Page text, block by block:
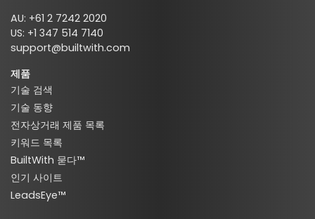
AU: +61 2 7242 2020
US: +1 347 514 7140
support@builtwith.com
제품
기술 검색
기술 동향
전자상거래 제품 목록
키워드 목록
BuiltWith 묻다™
인기 사이트
LeadsEye™